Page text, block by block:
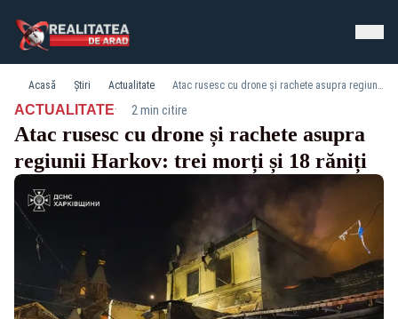
Acasă Știri Actualitate Atac rusesc cu drone și rachete asupra regiunii Harkov: trei morți și 18 răniți
ACTUALITATE· 2 min citire
Atac rusesc cu drone și rachete asupra
regiunii Harkov: trei morți și 18 răniți